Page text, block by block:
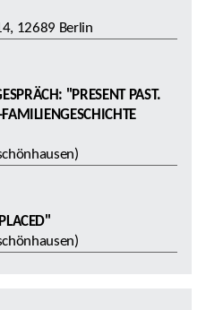
12689 Berlin
"PRESENT PAST.